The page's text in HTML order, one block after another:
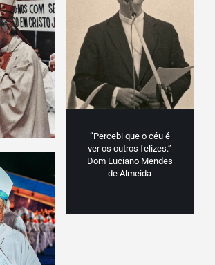
“Percebi que o céu é
ver os outros felizes.”
Dom Luciano Mendes
de Almeida